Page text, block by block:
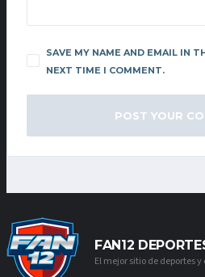
SAVE MY NAME AND EMAIL IN
NEXT TIME I COMMENT.
FAN12
El mejor sitio de deportes